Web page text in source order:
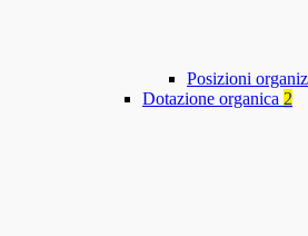
Posizioni
Dotazione organica 2